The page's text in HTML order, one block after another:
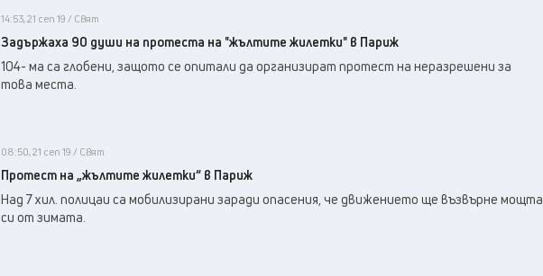
14:53, 21 сеп 19 / Свят
Задържаха 90 души на протеста на "жълтите жилетки" в Париж
104- ма са глобени, защото се опитали да организират протест на неразрешени за
това места.
08:50, 21 сеп 19 / Свят
Протест на „жълтите жилетки“ в Париж
Над 7 хил. полицаи са мобилизирани заради опасения, че движението ще възвърне мощта
си от зимата.